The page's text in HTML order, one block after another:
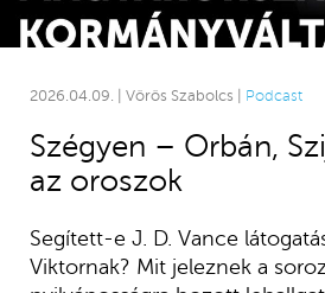
2026.04.09. | Vörös Szabolcs | Podcast
Szégyen – Orbán,
az oroszok
Segített-e J. D. Vance
Viktornak? Mit jeleznek a